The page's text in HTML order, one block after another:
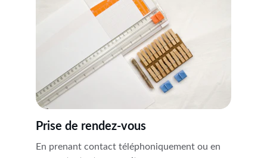
Prise de rendez-vous
En prenant contact téléphoniquement ou en